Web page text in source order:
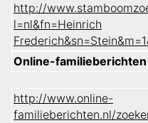
http://
l=nl&fn=Heinrich
Online-familieberichten
http://www.online-
familieberichten.nl/